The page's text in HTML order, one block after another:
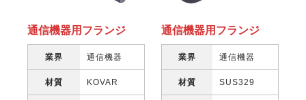
通信機器用フランジ
業界 通信機器
材質 KOVAR
通信機器用フランジ
業界 通信機器
材質 SUS329